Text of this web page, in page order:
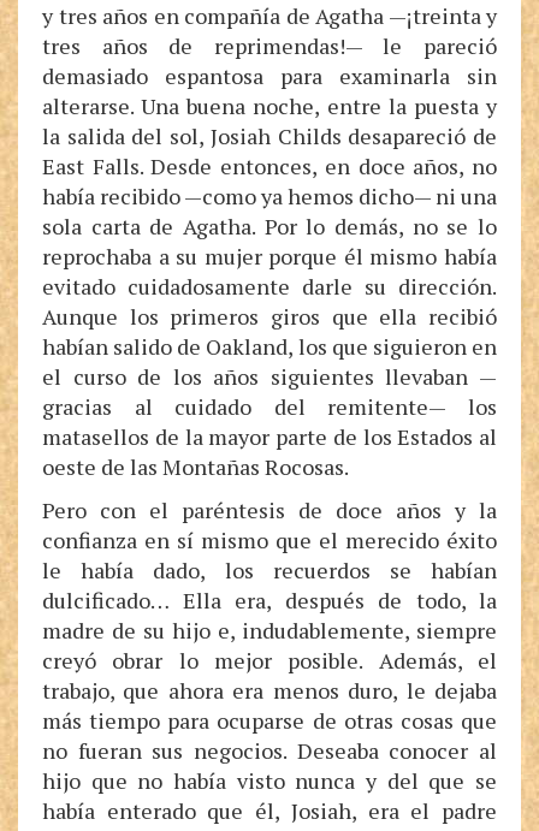
y tres años en compañía de Agatha —¡treinta y
tres años de reprimendas!— le pareció
demasiado espantosa para examinarla sin
alterarse. Una buena noche, entre la puesta y
la salida del sol, Josiah Childs desapareció de
East Falls. Desde entonces, en doce años, no
había recibido —como ya hemos dicho— ni una
sola carta de Agatha. Por lo demás, no se lo
reprochaba a su mujer porque él mismo había
evitado cuidadosamente darle su dirección.
Aunque los primeros giros que ella recibió
habían salido de Oakland, los que siguieron en
el curso de los años siguientes llevaban —
gracias al cuidado del remitente— los
matasellos de la mayor parte de los Estados al
oeste de las Montañas Rocosas.
Pero con el paréntesis de doce años y la
confianza en sí mismo que el merecido éxito
le había dado, los recuerdos se habían
dulcificado… Ella era, después de todo, la
madre de su hijo e, indudablemente, siempre
creyó obrar lo mejor posible. Además, el
trabajo, que ahora era menos duro, le dejaba
más tiempo para ocuparse de otras cosas que
no fueran sus negocios. Deseaba conocer al
hijo que no había visto nunca y del que se
había enterado que él, Josiah, era el padre